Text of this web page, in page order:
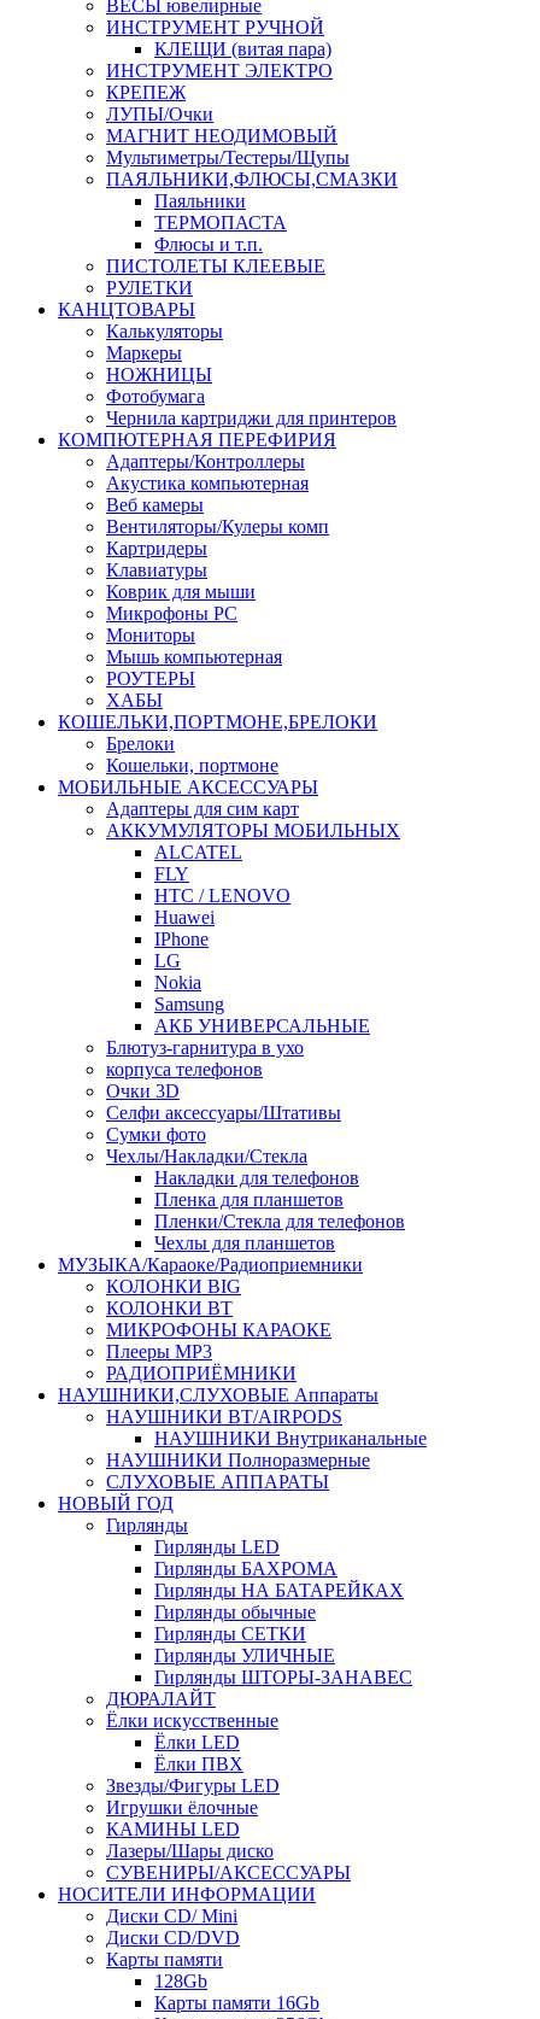
ВЕСЫ ювелирные
ИНСТРУМЕНТ РУЧНОЙ
КЛЕЩИ (витая пара)
ИНСТРУМЕНТ ЭЛЕКТРО
КРЕПЕЖ
ЛУПЫ/Очки
МАГНИТ НЕОДИМОВЫЙ
Мультиметры/Тестеры/Щупы
ПАЯЛЬНИКИ,ФЛЮСЫ,СМАЗКИ
Паяльники
ТЕРМОПАСТА
Флюсы и т.п.
ПИСТОЛЕТЫ КЛЕЕВЫЕ
РУЛЕТКИ
КАНЦТОВАРЫ
Калькуляторы
Маркеры
НОЖНИЦЫ
Фотобумага
Чернила картриджи для принтеров
КОМПЮТЕРНАЯ ПЕРЕФИРИЯ
Адаптеры/Контроллеры
Акустика компьютерная
Веб камеры
Вентиляторы/Кулеры комп
Картридеры
Клавиатуры
Коврик для мыши
Микрофоны PC
Мониторы
Мышь компьютерная
РОУТЕРЫ
ХАБЫ
КОШЕЛЬКИ,ПОРТМОНЕ,БРЕЛОКИ
Брелоки
Кошельки, портмоне
МОБИЛЬНЫЕ АКСЕССУАРЫ
Адаптеры для сим карт
АККУМУЛЯТОРЫ МОБИЛЬНЫХ
ALCATEL
FLY
HTC / LENOVO
Huawei
IPhone
LG
Nokia
Samsung
АКБ УНИВЕРСАЛЬНЫЕ
Блютуз-гарнитура в ухо
корпуса телефонов
Очки 3D
Селфи аксессуары/Штативы
Сумки фото
Чехлы/Накладки/Стекла
Накладки для телефонов
Пленка для планшетов
Пленки/Стекла для телефонов
Чехлы для планшетов
МУЗЫКА/Караоке/Радиоприемники
КОЛОНКИ BIG
КОЛОНКИ BT
МИКРОФОНЫ КАРАОКЕ
Плееры MP3
РАДИОПРИЁМНИКИ
НАУШНИКИ,СЛУХОВЫЕ Аппараты
НАУШНИКИ BT/AIRPODS
НАУШНИКИ Внутриканальные
НАУШНИКИ Полноразмерные
СЛУХОВЫЕ АППАРАТЫ
НОВЫЙ ГОД
Гирлянды
Гирлянды LED
Гирлянды БАХРОМА
Гирлянды НА БАТАРЕЙКАХ
Гирлянды обычные
Гирлянды СЕТКИ
Гирлянды УЛИЧНЫЕ
Гирлянды ШТОРЫ-ЗАНАВЕС
ДЮРАЛАЙТ
Ёлки искусственные
Ёлки LED
Ёлки ПВХ
Звезды/Фигуры LED
Игрушки ёлочные
КАМИНЫ LED
Лазеры/Шары диско
СУВЕНИРЫ/АКСЕССУАРЫ
НОСИТЕЛИ ИНФОРМАЦИИ
Диски CD/ Mini
Диски CD/DVD
Карты памяти
128Gb
Карты памяти 16Gb